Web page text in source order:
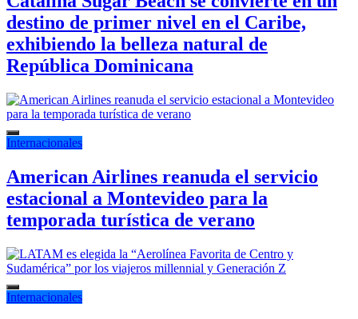
destino de primer nivel en el Caribe,
exhibiendo la belleza natural de
República Dominicana
Internacionales
American Airlines reanuda el servicio
estacional a Montevideo para la
temporada turística de verano
Internacionales